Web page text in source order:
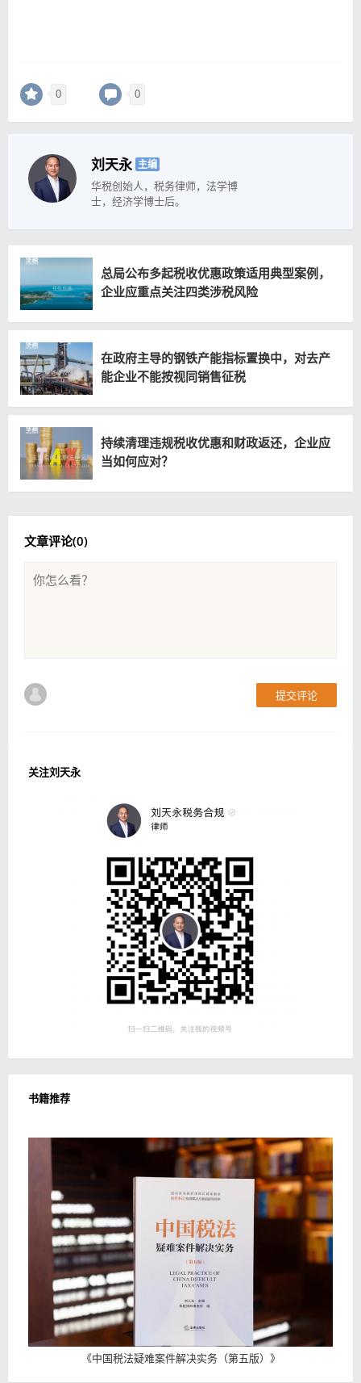
0 0
刘天永 主编
华税创始人，税务律师，法学博
士，经济学博士后。
总局公布多起税收优惠政策适用典型案例，
企业应重点关注四类涉税风险
在政府主导的钢铁产能指标置换中，对去产
能企业不能按视同销售征税
持续清理违规税收优惠和财政返还，企业应
当如何应对？
文章评论(0)
提交评论
关注刘天永
书籍推荐
《中国税法疑难案件解决实务（第五版） 》